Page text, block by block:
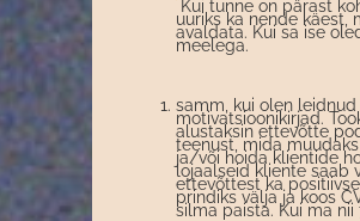
Kui tunne on pärast
uuriks ka nende käest,
avaldata. Kui sa ise
meelega.
samm, kui olen
motivatsioonikirjad.
alustaksin ettevõtte
teenust, mida
ja/või hoida klientide
lojaalseid kliente saab
ettevõttest ka
prindiks välja ja koos
silma paista. Kui ma